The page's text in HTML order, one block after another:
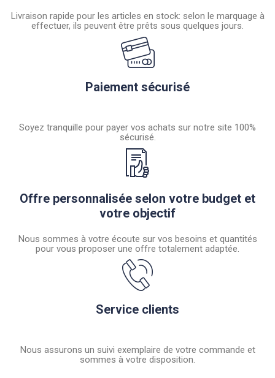
Livraison rapide pour les articles en stock: selon le marquage à
effectuer, ils peuvent être prêts sous quelques jours.
Paiement sécurisé
Soyez tranquille pour payer vos achats sur notre site 100%
sécurisé.
Offre personnalisée selon votre budget et
votre objectif
Nous sommes à votre écoute sur vos besoins et quantités
pour vous proposer une offre totalement adaptée.
Service clients
Nous assurons un suivi exemplaire de votre commande et
sommes à votre disposition.